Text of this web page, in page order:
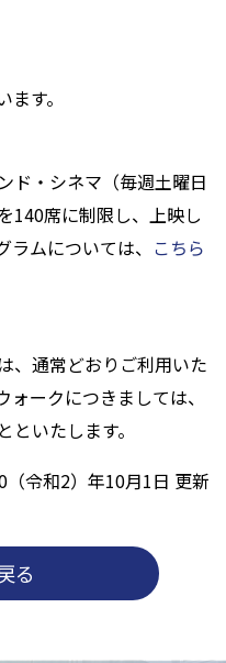
す。
ド・シネマ（毎週土曜日
140席に制限し、上映し
ムについては、 こちら
、通常どおりご利用いた
ークにつきましては、
いたします。
（令和2）年10月1日 更新
る